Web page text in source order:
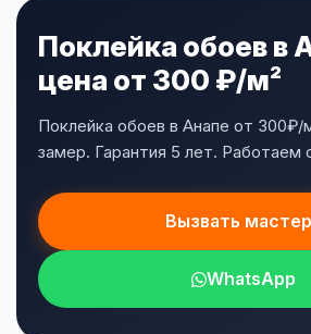
Поклейка обоев в
цена от 300 ₽/м²
Поклейка обоев в Анапе от 300₽/
замер. Гарантия 5 лет. Работаем
Вызвать
WhatsApp